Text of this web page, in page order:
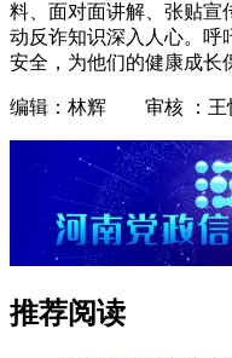
料、面对面讲解、张贴宣
动反诈知识深入人心。呼
安全，为他们的健康成长
编辑：林辉 审核 ：王
推荐阅读